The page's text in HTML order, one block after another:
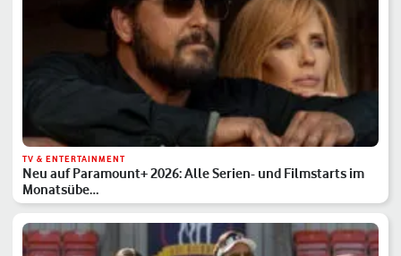
TV & ENTERTAINMENT
Neu auf Paramount+ 2026: Alle Serien- und Filmstarts im
Monatsübe…